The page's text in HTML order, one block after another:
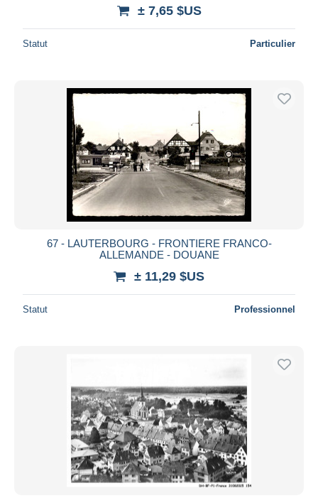
± 7,65 $US
Statut Particulier
67 - LAUTERBOURG - FRONTIERE FRANCO-
ALLEMANDE - DOUANE
± 11,29 $US
Statut Professionnel